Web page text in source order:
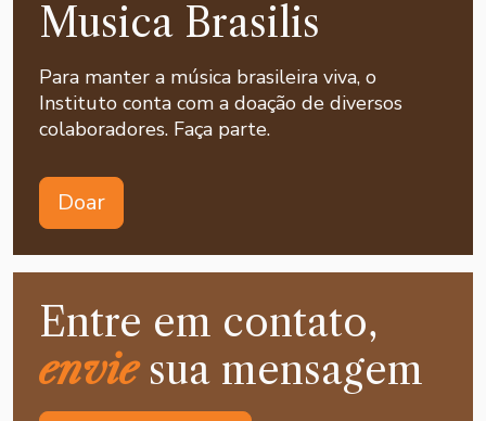
Musica Brasilis
Para manter a música brasileira viva, o
Instituto conta com a doação de diversos
colaboradores. Faça parte.
Doar
Entre em contato,
enviesua mensagem